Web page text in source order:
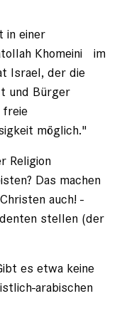
in einer
Khomeini im
Israel, der die
und Bürger
freie
möglich."
Religion
Das machen
auch! -
stellen (der
es etwa keine
arabischen